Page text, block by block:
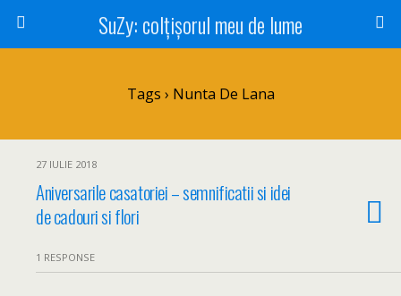
SuZy: colţişorul meu de lume
Tags › Nunta De Lana
27 IULIE 2018
Aniversarile casatoriei – semnificatii si idei
de cadouri si flori
1 RESPONSE